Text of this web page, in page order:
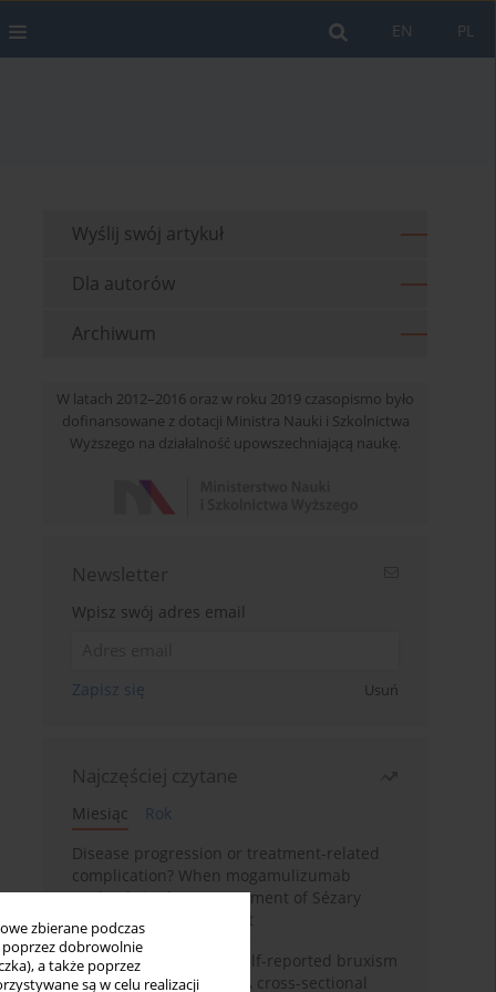
zbierane podczas
poprzez dobrowolnie
a także poprzez
są w celu realizacji
PL
EN
Wyślij swój artykuł
Dla autorów
Archiwum
W latach 2012–2016 oraz w roku 2019 czasopismo było
dofinansowane z dotacji Ministra Nauki i Szkolnictwa
Wyższego na działalność upowszechniającą naukę.
Newsletter
Wpisz swój adres email
Zapisz się Usuń
Najczęściej czytane
Miesiąc
Rok
Disease progression or treatment-related
complication? When mogamulizumab
misleads in the management of Sézary
syndrome: A case report
Personality traits and self-reported bruxism
in university students: A cross-sectional